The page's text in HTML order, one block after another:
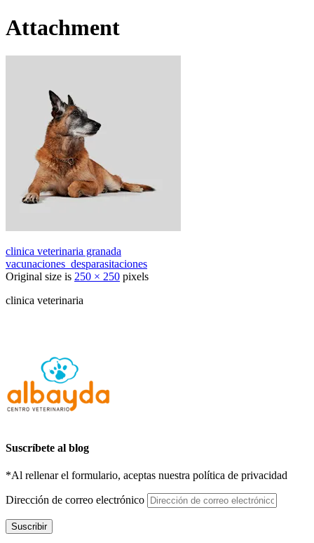
Attachment
clinica veterinaria granada
vacunaciones_desparasitaciones
Original size is 250 × 250 pixels
clinica veterinaria
Suscríbete al blog
*Al rellenar el formulario, aceptas nuestra política de privacidad
Dirección de correo electrónico
Suscribir